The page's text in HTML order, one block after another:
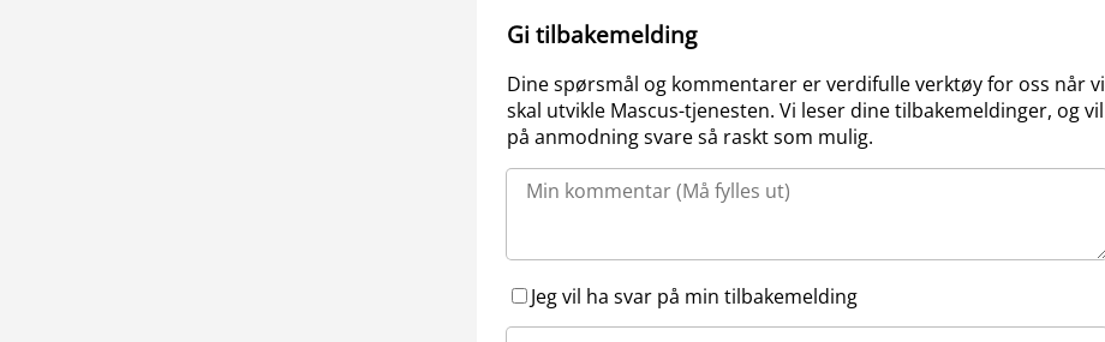
Gi tilbakemelding
Dine spørsmål og kommentarer er verdifulle verktøy for oss når vi
skal utvikle Mascus-tjenesten. Vi leser dine tilbakemeldinger, og vil
på anmodning svare så raskt som mulig.
Jeg vil ha svar på min tilbakemelding